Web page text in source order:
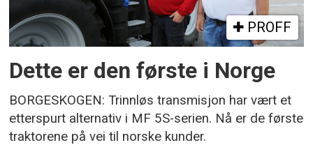
PROFF
Dette er den første i Norge
BORGESKOGEN: Trinnløs transmisjon har vært et
etterspurt alternativ i MF 5S-serien. Nå er de første
traktorene på vei til norske kunder.